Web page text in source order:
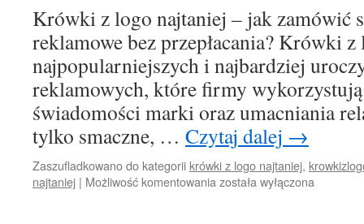
Krówki z logo najtaniej – jak zamówić
reklamowe bez przepłacania? Krówki
najpopularniejszych i najbardziej
reklamowych, które firmy
świadomości marki oraz umacniania
tylko smaczne, … Czytaj dalej →
Zaszufladkowano do kategorii krówki z logo najtaniej,
najtaniej | Możliwość komentowania Krówki
została wyłączona